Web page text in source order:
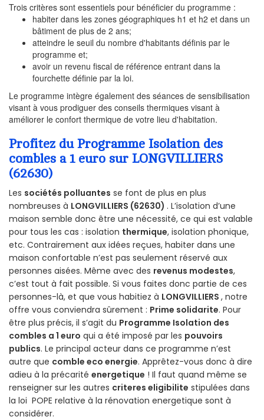
Trois critères sont essentiels pour bénéficier du programme :
habiter dans les zones géographiques h1 et h2 et dans un
bâtiment de plus de 2 ans;
atteindre le seuil du nombre d'habitants définis par le
programme et;
avoir un revenu fiscal de référence entrant dans la
fourchette définie par la loi.
Le programme intègre également des séances de sensibilisation
visant à vous prodiguer des conseils thermiques visant à
améliorer le confort thermique de votre lieu d'habitation.
Profitez du Programme Isolation des
combles a 1 euro sur LONGVILLIERS
(62630)
Les sociétés polluantes se font de plus en plus
nombreuses à LONGVILLIERS (62630) . L’isolation d’une
maison semble donc être une nécessité, ce qui est valable
pour tous les cas : isolation thermique, isolation phonique,
etc. Contrairement aux idées reçues, habiter dans une
maison confortable n’est pas seulement réservé aux
personnes aisées. Même avec des revenus modestes,
c’est tout à fait possible. Si vous faites donc partie de ces
personnes-là, et que vous habitiez à LONGVILLIERS , notre
offre vous conviendra sûrement : Prime solidarite. Pour
être plus précis, il s’agit du Programme Isolation des
combles a 1 euro qui a été imposé par les pouvoirs
publics. Le principal acteur dans ce programme n’est
autre que comble eco energie. Apprêtez-vous donc à dire
adieu à la précarité energetique ! Il faut quand même se
renseigner sur les autres criteres eligibilite stipulées dans
la loi POPE relative à la rénovation energetique sont à
considérer.